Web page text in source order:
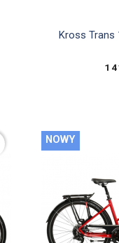

Kross Trans
1
NOWY